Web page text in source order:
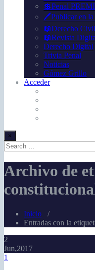
💲Penal
🖊️Publicar en
📖Derecho Civil
📖Revista
Derecho Digital
Trivia Penal
Noticias
Gómez Grillo
Acceder
×
Archivo de
Inicio /
Entradas con la
2
Jun,2017
1